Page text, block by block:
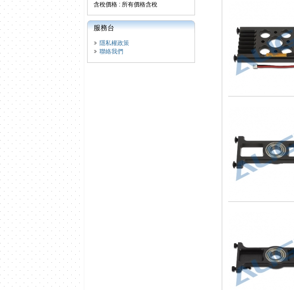
含稅價格 : 所有價格含稅
服務台
隱私權政策
聯絡我們